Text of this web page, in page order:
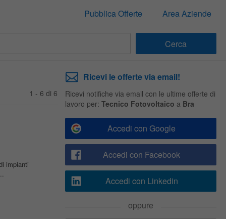
Pubblica Offerte Area Aziende
1 - 6 di 6
impianti
Ricevi le offerte via email!
Ricevi notifiche via email con le ultime offerte di
lavoro per: Tecnico Fotovoltaico a Bra
Accedi con Google
Accedi con Facebook
Accedi con Linkedin
oppure